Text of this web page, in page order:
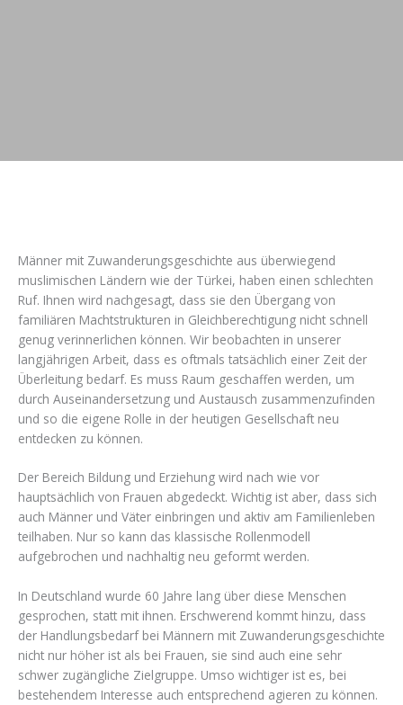
Männer mit Zuwanderungsgeschichte aus überwiegend
muslimischen Ländern wie der Türkei, haben einen schlechten
Ruf. Ihnen wird nachgesagt, dass sie den Übergang von
familiären Machtstrukturen in Gleichberechtigung nicht schnell
genug verinnerlichen können. Wir beobachten in unserer
langjährigen Arbeit, dass es oftmals tatsächlich einer Zeit der
Überleitung bedarf. Es muss Raum geschaffen werden, um
durch Auseinandersetzung und Austausch zusammenzufinden
und so die eigene Rolle in der heutigen Gesellschaft neu
entdecken zu können.
Der Bereich Bildung und Erziehung wird nach wie vor
hauptsächlich von Frauen abgedeckt. Wichtig ist aber, dass sich
auch Männer und Väter einbringen und aktiv am Familienleben
teilhaben. Nur so kann das klassische Rollenmodell
aufgebrochen und nachhaltig neu geformt werden.
In Deutschland wurde 60 Jahre lang über diese Menschen
gesprochen, statt mit ihnen. Erschwerend kommt hinzu, dass
der Handlungsbedarf bei Männern mit Zuwanderungsgeschichte
nicht nur höher ist als bei Frauen, sie sind auch eine sehr
schwer zugängliche Zielgruppe. Umso wichtiger ist es, bei
bestehendem Interesse auch entsprechend agieren zu können.